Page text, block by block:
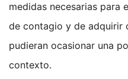
medidas necesarias para
de contagio y de adquirir
pudieran ocasionar una
contexto.